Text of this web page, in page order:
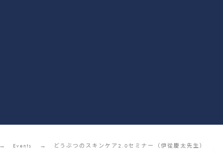
Events どうぶつのスキンケア2.0セミナー（伊從慶太先生）